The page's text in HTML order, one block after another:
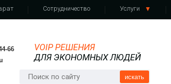
Сотрудничество Услуги
66
VOIP РЕШЕНИЯ
ДЛЯ ЭКОНОМНЫХ ЛЮДЕЙ
искать